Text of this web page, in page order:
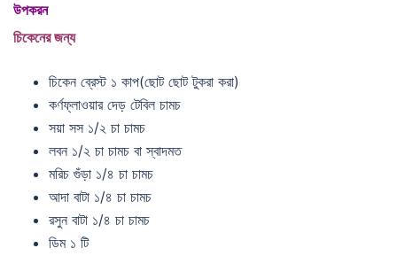
উপকরন
চিকেনের জন্য
চিকেন ব্রেস্ট ১ কাপ(ছোট ছোট টুকরা করা)
কর্ণফ্লাওয়ার দেড় টেবিল চামচ
সয়া সস ১/২ চা চামচ
লবন ১/২ চা চামচ বা স্বাদমত
মরিচ গুঁড়া ১/৪ চা চামচ
আদা বাটা ১/৪ চা চামচ
রসুন বাটা ১/৪ চা চামচ
ডিম ১ টি